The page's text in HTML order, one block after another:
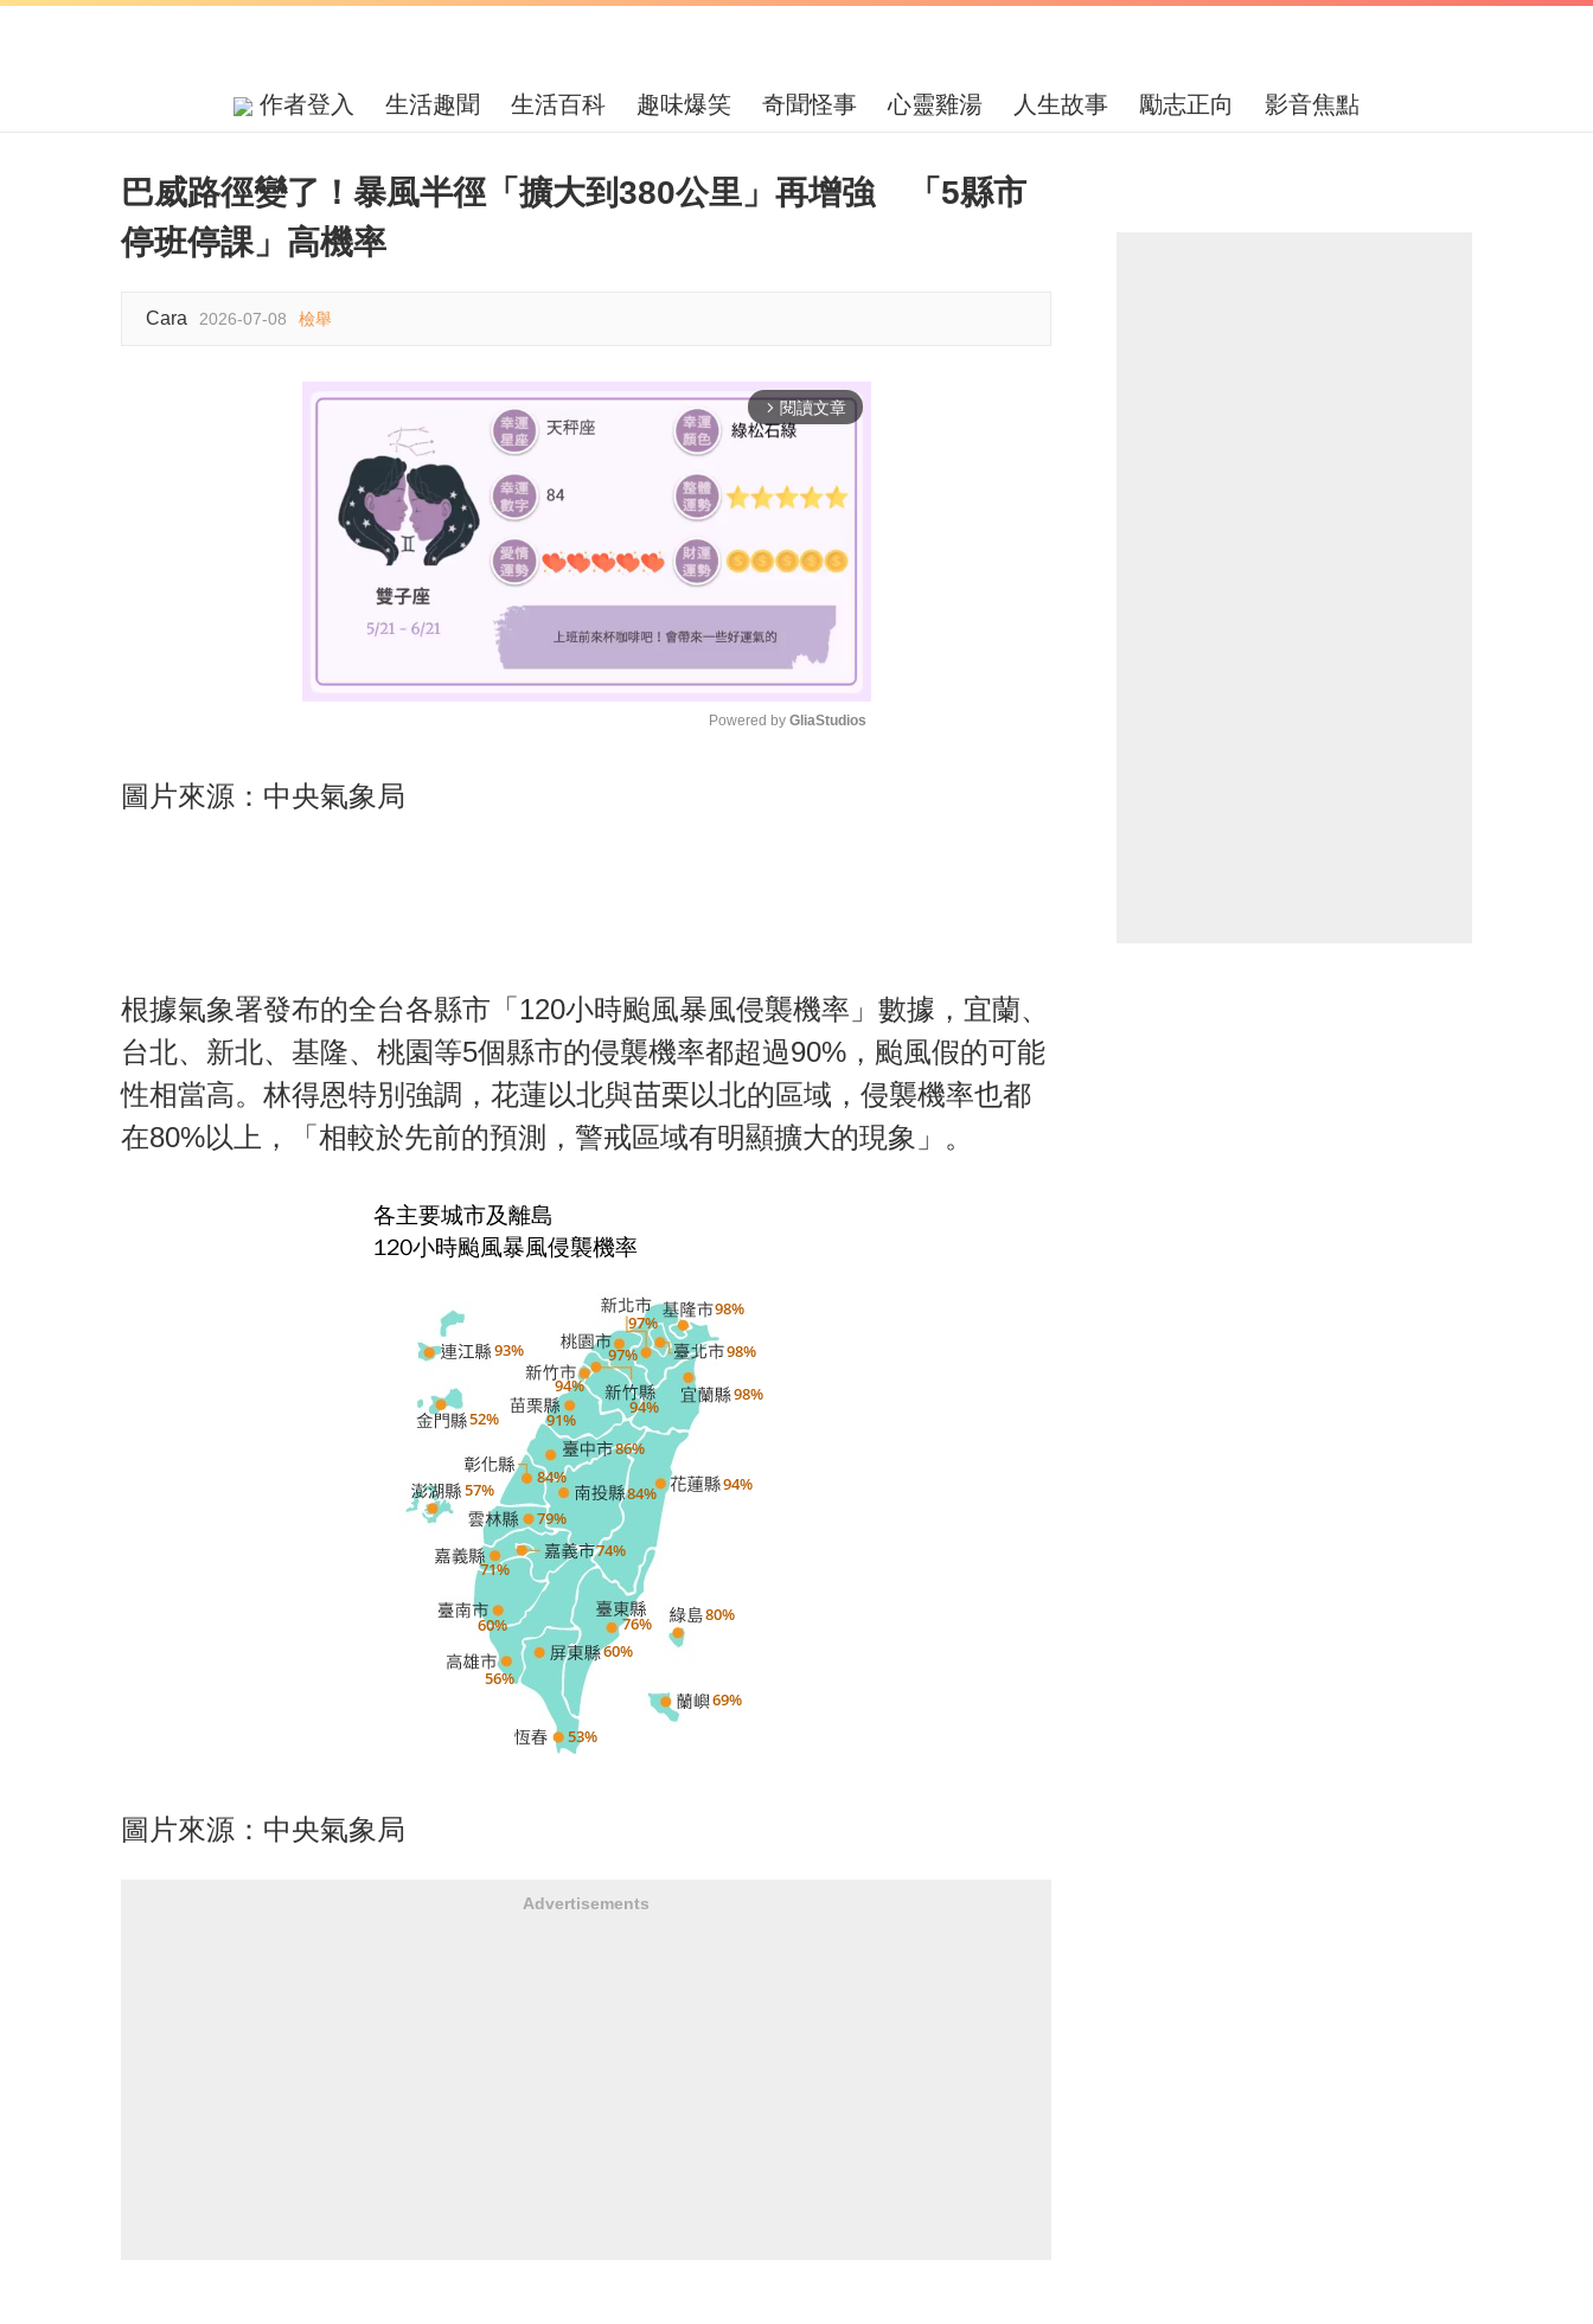
作者登入 生活趣聞 生活百科 趣味爆笑 奇聞怪事 心靈雞湯 人生故事 勵志正向 影音焦點
巴威路徑變了！暴風半徑「擴大到380公里」再增強 「5縣市
停班停課」高機率
Cara 2026-07-08 檢舉
arrow_forward_ios 閱讀文章
Powered by GliaStudios
圖片來源：中央氣象局
根據氣象署發布的全台各縣市「120小時颱風暴風侵襲機率」數據，宜蘭、
台北、新北、基隆、桃園等5個縣市的侵襲機率都超過90%，颱風假的可能
性相當高。林得恩特別強調，花蓮以北與苗栗以北的區域，侵襲機率也都
在80%以上，「相較於先前的預測，警戒區域有明顯擴大的現象」。
圖片來源：中央氣象局
Advertisements